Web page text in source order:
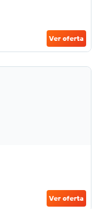
Ver oferta
Ver oferta